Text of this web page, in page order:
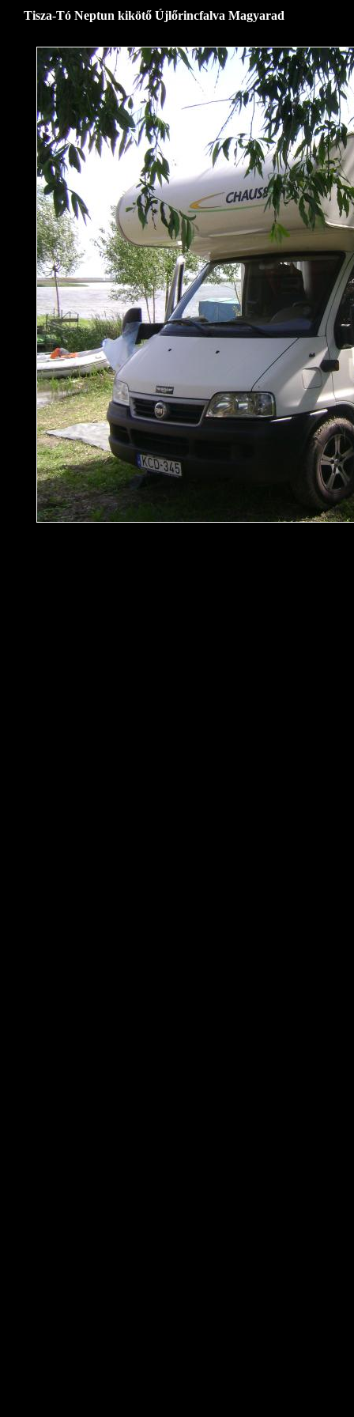
Tisza-Tó Neptun kikötő Újlőrincfalva Magyarad